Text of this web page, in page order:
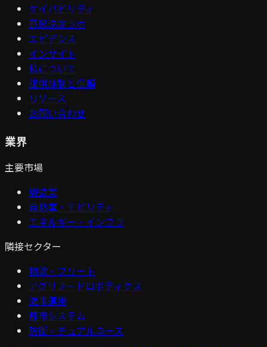
ケイパビリティ
意思決定ラボ
エビデンス
インサイト
私について
提供体制と信頼
リソース
お問い合わせ
業界
主要市場
製造業
自動車・モビリティ
エネルギー・インフラ
隣接セクター
物流・フリート
アグリフードロボティクス
海事運用
都市システム
防衛・デュアルユース